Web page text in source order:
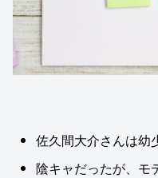
佐久間大介さんは幼
陰キャだったが、モ